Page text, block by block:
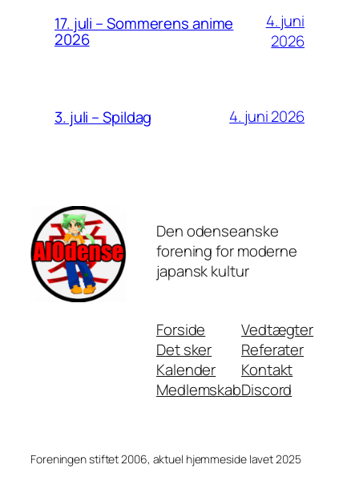
17. juli – Sommerens anime
2026
4. juni
2026
3. juli – Spildag 4. juni 2026
Den odenseanske
forening for moderne
japansk kultur
Forside
Det sker
Kalender
Medlemskab
Vedtægter
Referater
Kontakt
Discord
Foreningen stiftet 2006, aktuel hjemmeside lavet 2025